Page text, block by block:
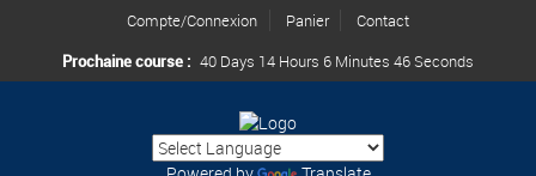
Compte/Connexion Panier
Contact
Prochaine course : 40 Days 14 Hours 6 Minutes 46 Seconds